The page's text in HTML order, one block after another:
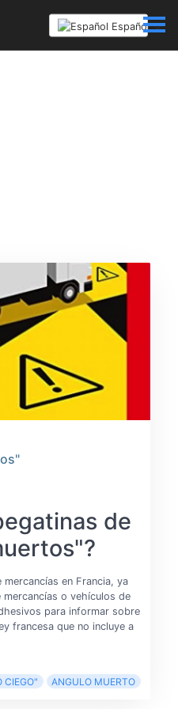
Español
de
en Francia, ya
o vehículos de
para informar sobre
francesa que no incluye a
CIEGO" ANGULO MUERTO